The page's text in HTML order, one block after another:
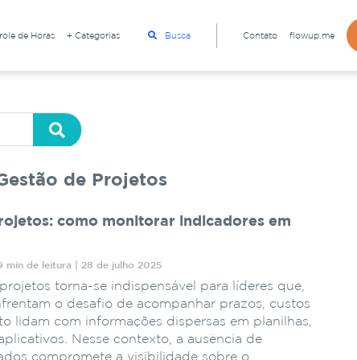
de Horas + Categorias Busca Contato flowup.me
de Projetos
como monitorar indicadores em
min de leitura | 28 de julho 2025
torna-se indispensável para líderes que,
o desafio de acompanhar prazos, custos
lidam com informações dispersas em planilhas,
Nesse contexto, a ausência de
compromete a visibilidade sobre o